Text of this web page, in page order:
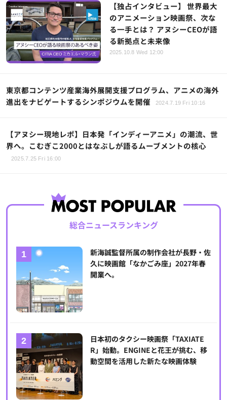
【独占インタビュー】 世界最大
のアニメーション映画祭、次な
る一手とは？ アヌシーCEOが語
る新拠点と未来像
2025.10.8 Wed 12:00
東京都コンテンツ産業海外展開支援プログラム、アニメの海外
進出をナビゲートするシンポジウムを開催
2024.7.19 Fri 10:16
【アヌシー現地レポ】日本発「インディーアニメ」の潮流、世
界へ。こむぎこ2000とはなぶしが語るムーブメントの核心
2025.7.25 Fri 16:00
総合ニュースランキング
新海誠監督所属の制作会社が長野・佐
久に映画館「なかごみ座」2027年春
開業へ。
日本初のタクシー映画祭「TAXIATE
R」始動。ENGINEと花王が挑む、移
動空間を活用した新たな映画体験